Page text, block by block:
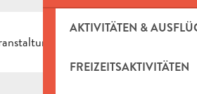
AKTIVITÄTEN &
FREIZEITSAKTIVITÄTEN
(nur für Vereine).